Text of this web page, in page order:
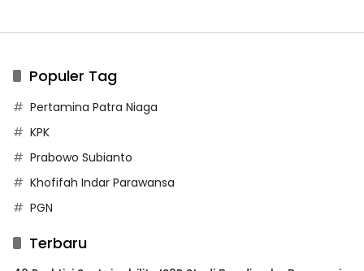
Populer Tag
Pertamina Patra Niaga
KPK
Prabowo Subianto
Khofifah Indar Parawansa
PGN
Terbaru